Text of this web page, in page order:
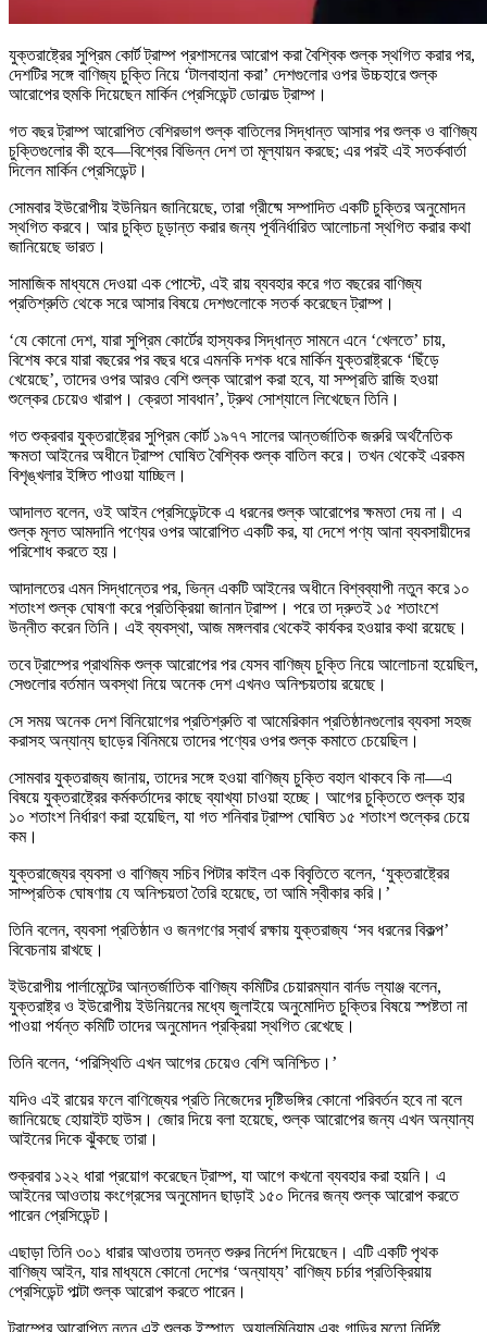
যুক্তরাষ্ট্রের সুপ্রিম কোর্ট ট্রাম্প প্রশাসনের আরোপ করা বৈশ্বিক শুল্ক স্থগিত করার পর,
দেশটির সঙ্গে বাণিজ্য চুক্তি নিয়ে ‘টালবাহানা করা’ দেশগুলোর ওপর উচ্চহারে শুল্ক
আরোপের হুমকি দিয়েছেন মার্কিন প্রেসিডেন্ট ডোনাল্ড ট্রাম্প।
গত বছর ট্রাম্প আরোপিত বেশিরভাগ শুল্ক বাতিলের সিদ্ধান্ত আসার পর শুল্ক ও বাণিজ্য
চুক্তিগুলোর কী হবে—বিশ্বের বিভিন্ন দেশ তা মূল্যায়ন করছে; এর পরই এই সতর্কবার্তা
দিলেন মার্কিন প্রেসিডেন্ট।
সোমবার ইউরোপীয় ইউনিয়ন জানিয়েছে, তারা গ্রীষ্মে সম্পাদিত একটি চুক্তির অনুমোদন
স্থগিত করবে। আর চুক্তি চূড়ান্ত করার জন্য পূর্বনির্ধারিত আলোচনা স্থগিত করার কথা
জানিয়েছে ভারত।
সামাজিক মাধ্যমে দেওয়া এক পোস্টে, এই রায় ব্যবহার করে গত বছরের বাণিজ্য
প্রতিশ্রুতি থেকে সরে আসার বিষয়ে দেশগুলোকে সতর্ক করেছেন ট্রাম্প।
‘যে কোনো দেশ, যারা সুপ্রিম কোর্টের হাস্যকর সিদ্ধান্ত সামনে এনে ‘খেলতে’ চায়,
বিশেষ করে যারা বছরের পর বছর ধরে এমনকি দশক ধরে মার্কিন যুক্তরাষ্ট্রকে ‘ছিঁড়ে
খেয়েছে’, তাদের ওপর আরও বেশি শুল্ক আরোপ করা হবে, যা সম্প্রতি রাজি হওয়া
শুল্কের চেয়েও খারাপ। ক্রেতা সাবধান’, ট্রুথ সোশ্যালে লিখেছেন তিনি।
গত শুক্রবার যুক্তরাষ্ট্রের সুপ্রিম কোর্ট ১৯৭৭ সালের আন্তর্জাতিক জরুরি অর্থনৈতিক
ক্ষমতা আইনের অধীনে ট্রাম্প ঘোষিত বৈশ্বিক শুল্ক বাতিল করে। তখন থেকেই এরকম
বিশৃঙ্খলার ইঙ্গিত পাওয়া যাচ্ছিল।
আদালত বলেন, ওই আইন প্রেসিডেন্টকে এ ধরনের শুল্ক আরোপের ক্ষমতা দেয় না। এ
শুল্ক মূলত আমদানি পণ্যের ওপর আরোপিত একটি কর, যা দেশে পণ্য আনা ব্যবসায়ীদের
পরিশোধ করতে হয়।
আদালতের এমন সিদ্ধান্তের পর, ভিন্ন একটি আইনের অধীনে বিশ্বব্যাপী নতুন করে ১০
শতাংশ শুল্ক ঘোষণা করে প্রতিক্রিয়া জানান ট্রাম্প। পরে তা দ্রুতই ১৫ শতাংশে
উন্নীত করেন তিনি। এই ব্যবস্থা, আজ মঙ্গলবার থেকেই কার্যকর হওয়ার কথা রয়েছে।
তবে ট্রাম্পের প্রাথমিক শুল্ক আরোপের পর যেসব বাণিজ্য চুক্তি নিয়ে আলোচনা হয়েছিল,
সেগুলোর বর্তমান অবস্থা নিয়ে অনেক দেশ এখনও অনিশ্চয়তায় রয়েছে।
সে সময় অনেক দেশ বিনিয়োগের প্রতিশ্রুতি বা আমেরিকান প্রতিষ্ঠানগুলোর ব্যবসা সহজ
করাসহ অন্যান্য ছাড়ের বিনিময়ে তাদের পণ্যের ওপর শুল্ক কমাতে চেয়েছিল।
সোমবার যুক্তরাজ্য জানায়, তাদের সঙ্গে হওয়া বাণিজ্য চুক্তি বহাল থাকবে কি না—এ
বিষয়ে যুক্তরাষ্ট্রের কর্মকর্তাদের কাছে ব্যাখ্যা চাওয়া হচ্ছে। আগের চুক্তিতে শুল্ক হার
১০ শতাংশ নির্ধারণ করা হয়েছিল, যা গত শনিবার ট্রাম্প ঘোষিত ১৫ শতাংশ শুল্কের চেয়ে
কম।
যুক্তরাজ্যের ব্যবসা ও বাণিজ্য সচিব পিটার কাইল এক বিবৃতিতে বলেন, ‘যুক্তরাষ্ট্রের
সাম্প্রতিক ঘোষণায় যে অনিশ্চয়তা তৈরি হয়েছে, তা আমি স্বীকার করি।’
তিনি বলেন, ব্যবসা প্রতিষ্ঠান ও জনগণের স্বার্থ রক্ষায় যুক্তরাজ্য ‘সব ধরনের বিকল্প’
বিবেচনায় রাখছে।
ইউরোপীয় পার্লামেন্টের আন্তর্জাতিক বাণিজ্য কমিটির চেয়ারম্যান বার্নড ল্যাঞ্জ বলেন,
যুক্তরাষ্ট্র ও ইউরোপীয় ইউনিয়নের মধ্যে জুলাইয়ে অনুমোদিত চুক্তির বিষয়ে স্পষ্টতা না
পাওয়া পর্যন্ত কমিটি তাদের অনুমোদন প্রক্রিয়া স্থগিত রেখেছে।
তিনি বলেন, ‘পরিস্থিতি এখন আগের চেয়েও বেশি অনিশ্চিত।’
যদিও এই রায়ের ফলে বাণিজ্যের প্রতি নিজেদের দৃষ্টিভঙ্গির কোনো পরিবর্তন হবে না বলে
জানিয়েছে হোয়াইট হাউস। জোর দিয়ে বলা হয়েছে, শুল্ক আরোপের জন্য এখন অন্যান্য
আইনের দিকে ঝুঁকছে তারা।
শুক্রবার ১২২ ধারা প্রয়োগ করেছেন ট্রাম্প, যা আগে কখনো ব্যবহার করা হয়নি। এ
আইনের আওতায় কংগ্রেসের অনুমোদন ছাড়াই ১৫০ দিনের জন্য শুল্ক আরোপ করতে
পারেন প্রেসিডেন্ট।
এছাড়া তিনি ৩০১ ধারার আওতায় তদন্ত শুরুর নির্দেশ দিয়েছেন। এটি একটি পৃথক
বাণিজ্য আইন, যার মাধ্যমে কোনো দেশের ‘অন্যায্য’ বাণিজ্য চর্চার প্রতিক্রিয়ায়
প্রেসিডেন্ট পাল্টা শুল্ক আরোপ করতে পারেন।
ট্রাম্পের আরোপিত নতুন এই শুল্ক ইস্পাত, অ্যালুমিনিয়াম এবং গাড়ির মতো নির্দিষ্ট